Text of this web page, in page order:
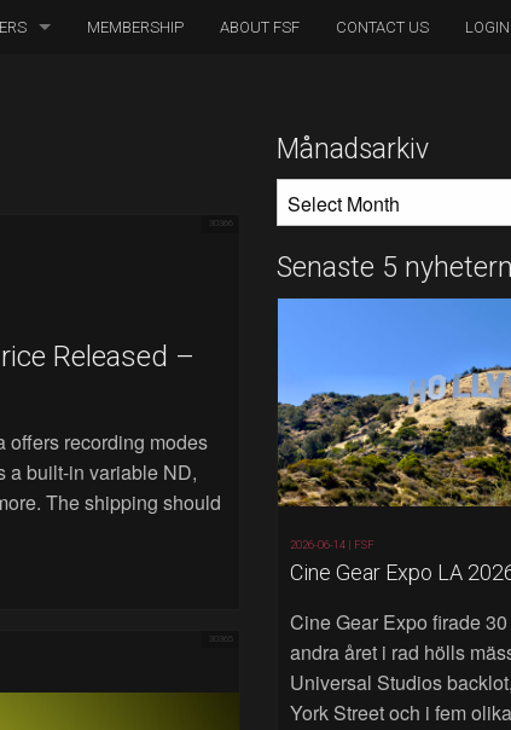
MEMBERSHIP ABOUT FSF CONTACT US LOGIN
30366
Released –
offers recording modes
a built-in variable ND,
The shipping should
30365
Månadsarkiv
Senaste 5
2026-06-14 | FSF
Cine Gear Expo LA
Cine Gear Expo firade
andra året i rad hölls
Universal Studios
York Street och i fem